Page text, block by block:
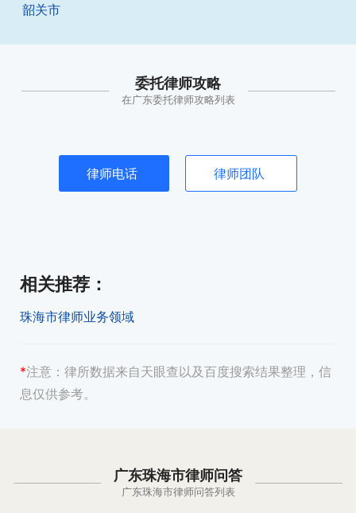
韶关市
委托律师攻略
在广东委托律师攻略列表
律师电话 律师团队
相关推荐 ：
珠海市律师业务领域
*注意： 律所数据来自天眼查以及百度搜索结果整理，信
息仅供参考。
广东珠海市律师问答
广东珠海市律师问答列表